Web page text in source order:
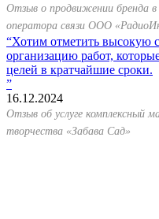
Отзыв о продвижении бренда
оператора связи ООО
Хотим отметить высокую
организацию работ,
целей в кратчайшие сроки.
16.12.2024
Отзыв об услуге комплексный
творчества «Забава Сад»